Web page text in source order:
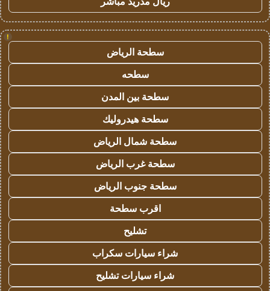
!
سطحة الرياض
سطحه
سطحة بين المدن
سطحة هيدروليك
سطحة شمال الرياض
سطحة غرب الرياض
سطحة جنوب الرياض
اقرب سطحة
تشليح
شراء سيارات سكراب
شراء سيارات تشليح